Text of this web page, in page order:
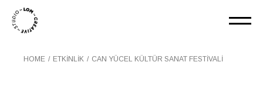
HOME ETKINLIK CAN YÜCEL KÜLTÜR SANAT FESTIVALI